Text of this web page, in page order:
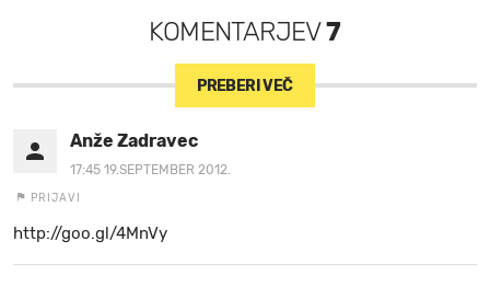
KOMENTARJEV7
PREBERI VEČ
Anže Zadravec
17:45 19.SEPTEMBER 2012.
PRIJAVI
http://goo.gl/4MnVy